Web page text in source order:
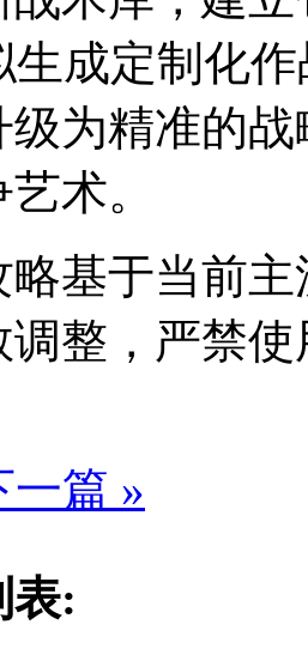
成定制化
级为精准的
术。
略基于当前
调整，严禁
一篇 »
表: